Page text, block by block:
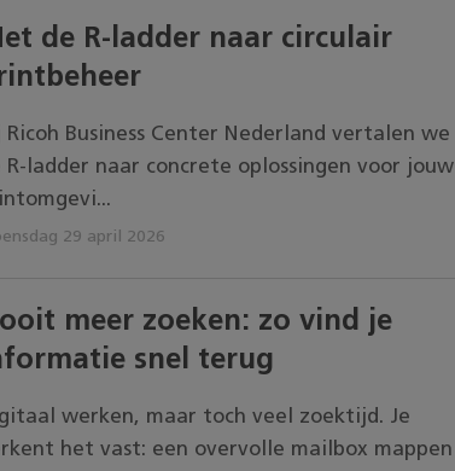
de R-ladder naar circulair
Ricoh Business Center Nederland vertalen we
R-ladder naar concrete oplossingen voor jouw
29 april 2026
meer zoeken: zo vind je
snel terug
werken, maar toch veel zoektijd. Je
het vast: een overvolle mailbox mappen